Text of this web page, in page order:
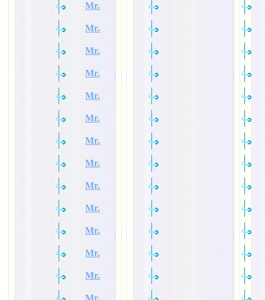
Mr.
Mr.
Mr.
Mr.
Mr.
Mr.
Mr.
Mr.
Mr.
Mr.
Mr.
Mr.
Mr.
Mr.